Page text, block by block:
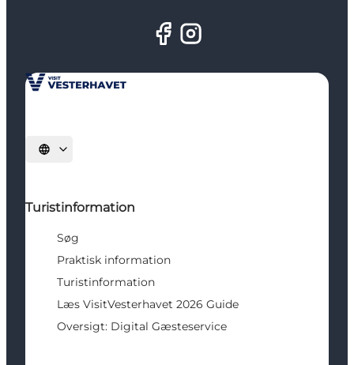
Vælg sprog
Turistinformation
Søg
Praktisk information
Turistinformation
Læs VisitVesterhavet 2026 Guide
Oversigt: Digital Gæsteservice